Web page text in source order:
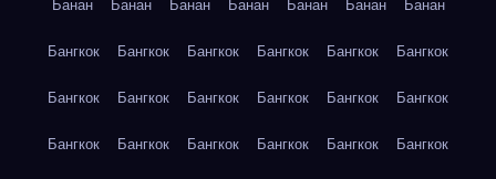
Банан Банан Банан Банан Банан Банан Банан
Бангкок Бангкок Бангкок Бангкок Бангкок Бангкок
Бангкок Бангкок Бангкок Бангкок Бангкок Бангкок
Бангкок Бангкок Бангкок Бангкок Бангкок Бангкок